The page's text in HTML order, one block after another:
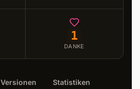
1
DANKE
Versionen Statistiken